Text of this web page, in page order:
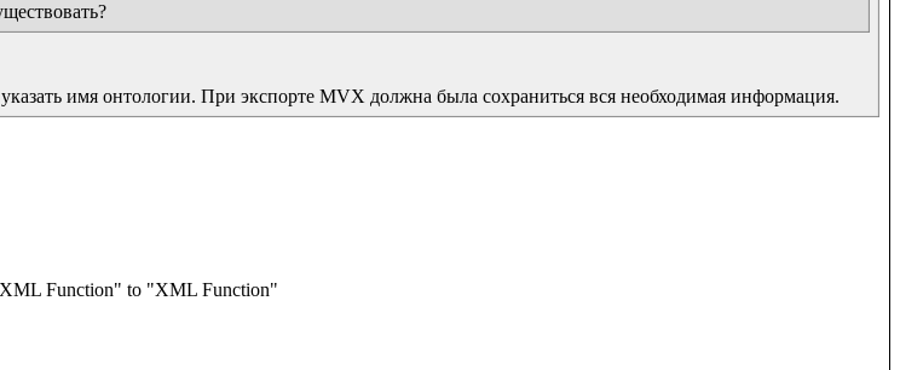
имя онтологии. При экспорте MVX должна была сохраниться вся необходимая информация.
Function" to "XML Function"